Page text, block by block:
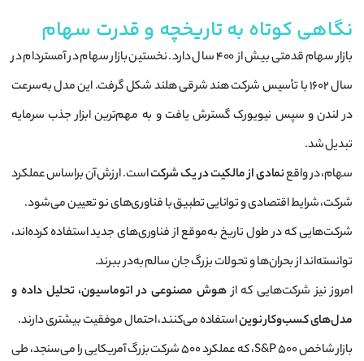
نگاهی کوتاه به تاریخچه و قدرت سهام
بازار سهام قدمتی بیش از ۴۰۰ سال دارد. نخستین بازار سهام در آمستردام در
سال ۱۶۰۲ با تأسیس شرکت هند شرقی هلند شکل گرفت. این مدل به‌سرعت
در لندن و سپس نیویورک گسترش یافت و به مهم‌ترین ابزار جذب سرمایه
تبدیل شد.
سهام، در واقعنمادی از مالکیت در یک شرکتاست. ارزش آن براساس عملکرد
شرکت، شرایط اقتصادی و توانایی تطبیق با فناوری‌های نو تعیین می‌شود.
شرکت‌هایی که در طول تاریخ به‌موقع از فناوری‌های جدید استفاده کرده‌اند،
توانسته‌اند از بحران‌ها و تحولات بزرگ جان سالم به‌در ببرند.
امروز نیز شرکت‌هایی که ازهوش مصنوعی در اتوماسیون، تحلیل داده و
مدل‌های کسب‌وکار نویناستفاده می‌کنند، احتمال موفقیت بیشتری دارند.
بازار شاخص S&P 500، که عملکرد ۵۰۰ شرکت بزرگ آمریکایی را می‌سنجد، طی